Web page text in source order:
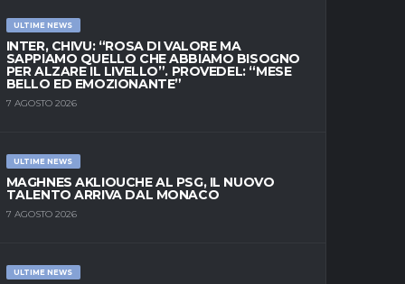
ULTIME NEWS
INTER, CHIVU: “ROSA DI VALORE MA
SAPPIAMO QUELLO CHE ABBIAMO BISOGNO
PER ALZARE IL LIVELLO”. PROVEDEL: “MESE
BELLO ED EMOZIONANTE”
7 AGOSTO 2026
ULTIME NEWS
MAGHNES AKLIOUCHE AL PSG, IL NUOVO
TALENTO ARRIVA DAL MONACO
7 AGOSTO 2026
ULTIME NEWS